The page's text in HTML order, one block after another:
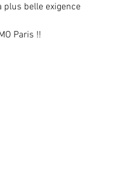
plus belle exigence
Paris !!